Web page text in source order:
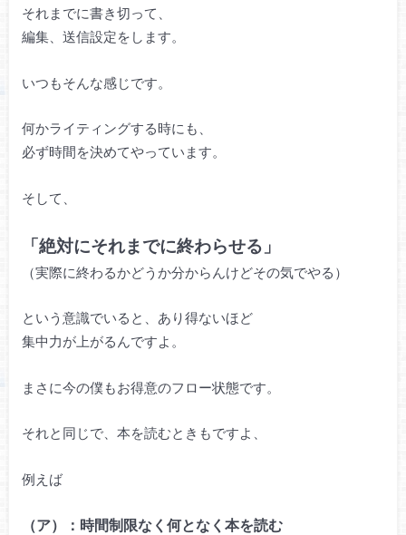
それまでに書き切って、
編集、送信設定をします。
いつもそんな感じです。
何かライティングする時にも、
必ず時間を決めてやっています。
そして、
「絶対にそれまでに終わらせる」
（実際に終わるかどうか分からんけどその気でやる）
という意識でいると、あり得ないほど
集中力が上がるんですよ。
まさに今の僕もお得意のフロー状態です。
それと同じで、本を読むときもですよ、
例えば
（ア）：時間制限なく何となく本を読む